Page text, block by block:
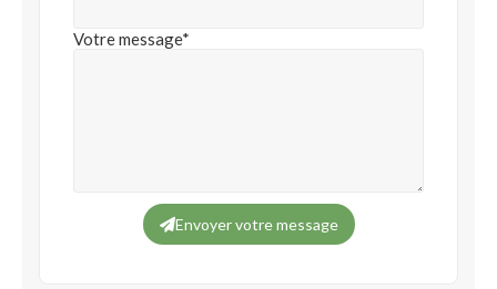
Votre message*
Envoyer votre message